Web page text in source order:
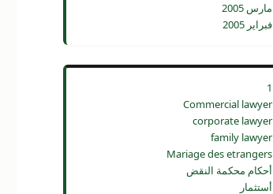
مارس 2005
فبراير 2005
1
Commercial lawyer
corporate lawyer
family lawyer
Mariage des etrangers
أحكام محكمة النقض
أستثمار